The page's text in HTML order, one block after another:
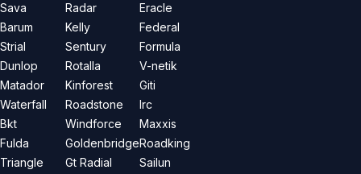
Sava
Barum
Strial
Dunlop
Matador
Waterfall
Bkt
Fulda
Triangle
Radar
Kelly
Sentury
Rotalla
Kinforest
Roadstone
Windforce
Goldenbridge
Gt Radial
Eracle
Federal
Formula
V-netik
Giti
Irc
Maxxis
Roadking
Sailun